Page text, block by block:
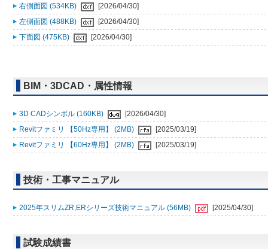
右側面図 (534KB)
[2026/04/30]
左側面図 (488KB)
[2026/04/30]
下面図 (475KB)
[2026/04/30]
BIM・3DCAD・属性情報
3D CADシンボル (160KB)
[2026/04/30]
Revitファミリ 【50Hz専用】 (2MB)
[2025/03/19]
Revitファミリ 【60Hz専用】 (2MB)
[2025/03/19]
技術・工事マニュアル
2025年スリムZR,ERシリーズ技術マニュアル (56MB) [2025/04/30]
試験成績書